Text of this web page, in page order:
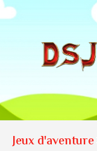
Jeux d'aventure